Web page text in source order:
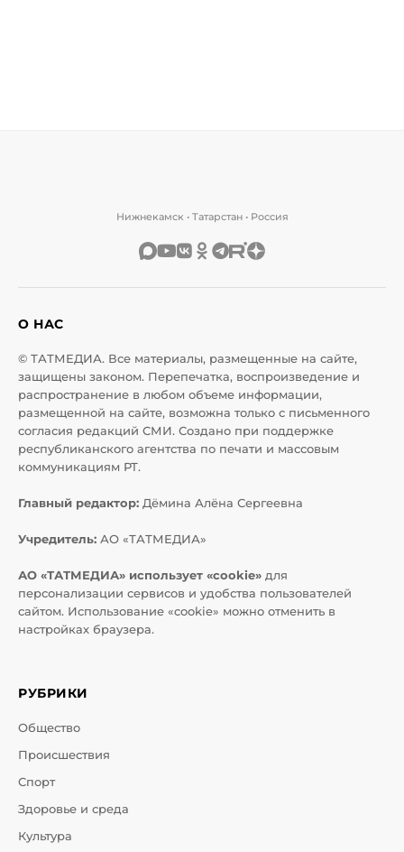
Нижнекамск • Татарстан • Россия
О НАС
© ТАТМЕДИА. Все материалы, размещенные на сайте,
защищены законом. Перепечатка, воспроизведение и
распространение в любом объеме информации,
размещенной на сайте, возможна только с письменного
согласия редакций СМИ. Создано при поддержке
республиканского агентства по печати и массовым
коммуникациям РТ.
Главный редактор: Дёмина Алёна Сергеевна
Учредитель: АО «ТАТМЕДИА»
АО «ТАТМЕДИА» использует «cookie» для
персонализации сервисов и удобства пользователей
сайтом. Использование «cookie» можно отменить в
настройках браузера.
РУБРИКИ
Общество
Происшествия
Спорт
Здоровье и среда
Культура